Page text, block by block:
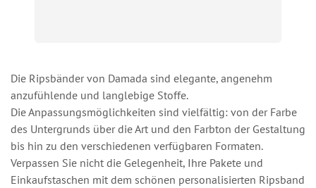
Die Ripsbänder von Damada sind elegante, angenehm
anzufühlende und langlebige Stoffe.
Die Anpassungsmöglichkeiten sind vielfältig: von der Farbe
des Untergrunds über die Art und den Farbton der Gestaltung
bis hin zu den verschiedenen verfügbaren Formaten.
Verpassen Sie nicht die Gelegenheit, Ihre Pakete und
Einkaufstaschen mit dem schönen personalisierten Ripsband